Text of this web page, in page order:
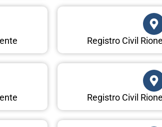
Registro Civil
Registro Civil